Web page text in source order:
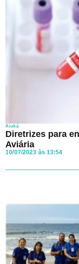
Aiuká
Diretrizes para
Aviária
10/07/2023 às 13:54